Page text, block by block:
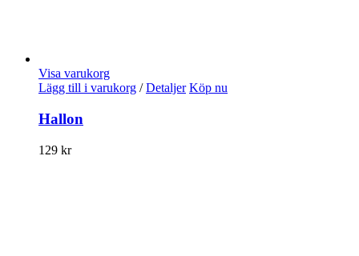
Visa varukorg
Lägg till i varukorg / Detaljer Köp nu
Hallon
129 kr